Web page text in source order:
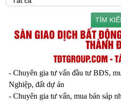
TÌM
SÀN GIAO DỊCH BẤT
THÀNH
TĐTGROUP.COM -
- Chuyên gia tư vấn đầu tư BĐS,
Nghiệp, đất dự án
- Chuyên gia tư vấn, mua bán sáp